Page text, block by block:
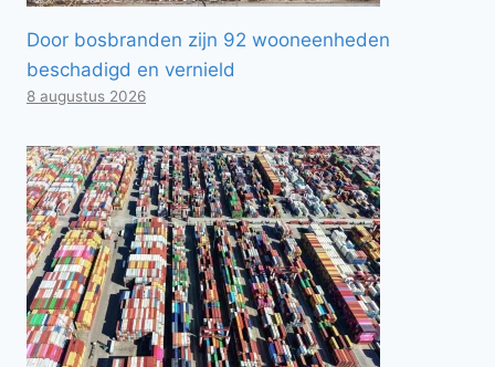
Door bosbranden zijn 92 wooneenheden
beschadigd en vernield
8 augustus 2026